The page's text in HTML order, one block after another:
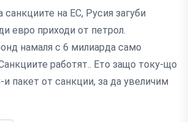
санкциите на ЕС, Русия загуби
евро приходи от петрол.
намаля с 6 милиарда само
работят.. Ето защо току-що
пакет от санкции, за да увеличим